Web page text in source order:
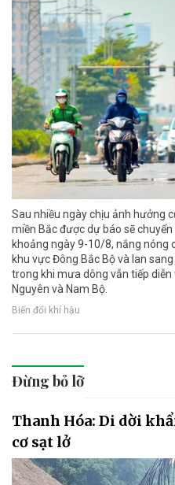
Sau nhiều ngày chịu ảnh hưởng
miền Bắc được dự báo sẽ
khoảng ngày 9-10/8, nắng nóng
khu vực Đông Bắc Bộ và lan
trong khi mưa dông vẫn tiếp
Nguyên và Nam Bộ.
Biến đổi khí hậu
Đừng bỏ lỡ
Thanh Hóa: Di dời
cơ sạt lở